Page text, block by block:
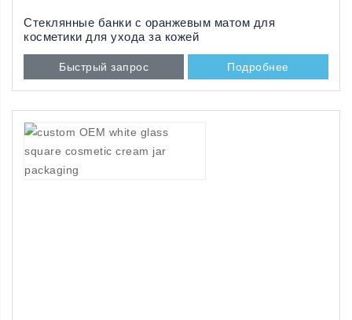
Стеклянные банки с оранжевым матом для
косметики для ухода за кожей
Быстрый запрос Подробнее